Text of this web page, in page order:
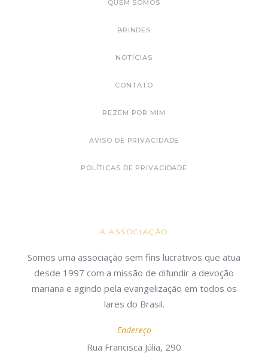
QUEM SOMOS
BRINDES
NOTÍCIAS
CONTATO
REZEM POR MIM
AVISO DE PRIVACIDADE
POLÍTICAS DE PRIVACIDADE
A ASSOCIAÇÃO
Somos uma associação sem fins lucrativos que atua
desde 1997 com a missão de difundir a devoção
mariana e agindo pela evangelização em todos os
lares do Brasil.
Endereço
Rua Francisca Júlia, 290